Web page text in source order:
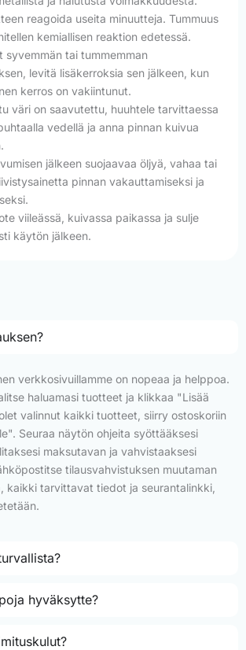
reagoida useita minuutteja. Tummuus
kemiallisen reaktion edetessä.
syvemmän tai tummemman
levitä lisäkerroksia sen jälkeen, kun
kerros on vakiintunut.
väri on saavutettu, huuhtele tarvittaessa
vedellä ja anna pinnan kuivua
jälkeen suojaavaa öljyä, vahaa tai
pinnan vakauttamiseksi ja
viileässä, kuivassa paikassa ja sulje
käytön jälkeen.
verkkosivuillamme on nopeaa ja helppoa.
haluamasi tuotteet ja klikkaa "Lisää
valinnut kaikki tuotteet, siirry ostoskoriin
Seuraa näytön ohjeita syöttääksesi
maksutavan ja vahvistaaksesi
tilausvahvistuksen muutaman
kaikki tarvittavat tiedot ja seurantalinkki,
hyväksytte?